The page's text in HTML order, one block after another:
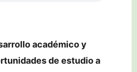
académico y
de estudio a